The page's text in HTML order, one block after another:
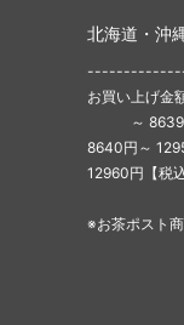
北海道・沖
お買い上げ金
～ 8639円
8640円～
12960円【税
※お茶ポスト